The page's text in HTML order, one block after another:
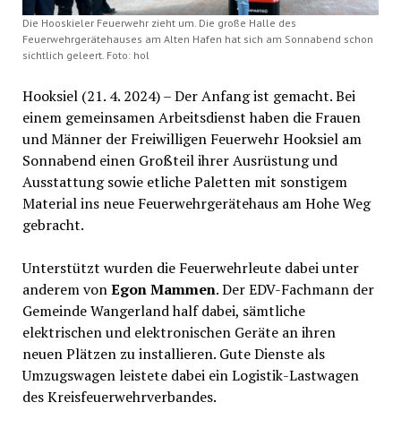
Die Hooskieler Feuerwehr zieht um. Die große Halle des
Feuerwehrgerätehauses am Alten Hafen hat sich am Sonnabend schon
sichtlich geleert. Foto: hol
Hooksiel (21. 4. 2024) – Der Anfang ist gemacht. Bei
einem gemeinsamen Arbeitsdienst haben die Frauen
und Männer der Freiwilligen Feuerwehr Hooksiel am
Sonnabend einen Großteil ihrer Ausrüstung und
Ausstattung sowie etliche Paletten mit sonstigem
Material ins neue Feuerwehrgerätehaus am Hohe Weg
gebracht.
Unterstützt wurden die Feuerwehrleute dabei unter
anderem vonEgon Mammen. Der EDV-Fachmann der
Gemeinde Wangerland half dabei, sämtliche
elektrischen und elektronischen Geräte an ihren
neuen Plätzen zu installieren. Gute Dienste als
Umzugswagen leistete dabei ein Logistik-Lastwagen
des Kreisfeuerwehrverbandes.